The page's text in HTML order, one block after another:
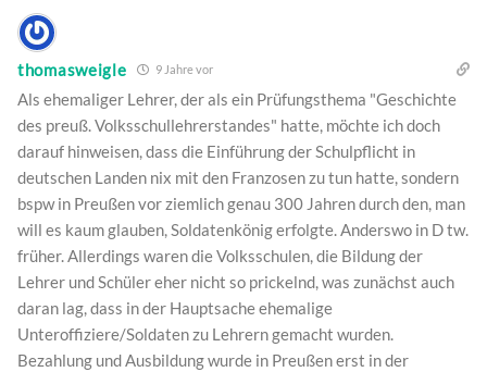
thomasweigle 9 Jahre vor
Als ehemaliger Lehrer, der als ein Prüfungsthema "Geschichte
des preuß. Volksschullehrerstandes" hatte, möchte ich doch
darauf hinweisen, dass die Einführung der Schulpflicht in
deutschen Landen nix mit den Franzosen zu tun hatte, sondern
bspw in Preußen vor ziemlich genau 300 Jahren durch den, man
will es kaum glauben, Soldatenkönig erfolgte. Anderswo in D tw.
früher. Allerdings waren die Volksschulen, die Bildung der
Lehrer und Schüler eher nicht so prickelnd, was zunächst auch
daran lag, dass in der Hauptsache ehemalige
Unteroffiziere/Soldaten zu Lehrern gemacht wurden.
Bezahlung und Ausbildung wurde in Preußen erst in der